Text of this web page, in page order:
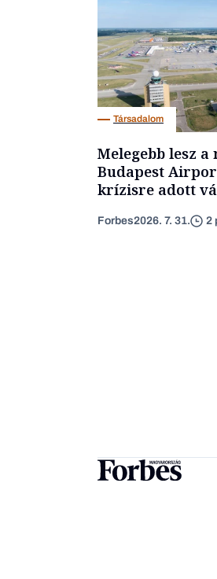
Társadalom
Melegebb lesz
Budapest
krízisre adott
Forbes2026. 7. 31. 2